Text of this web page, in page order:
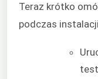
Teraz krótko
podczas